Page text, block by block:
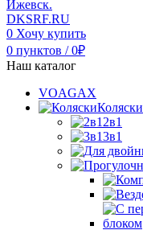
0 Хочу купить
0 пунктов / 0₽
Наш каталог
VOAGAX
Коляски
2в1
3в1